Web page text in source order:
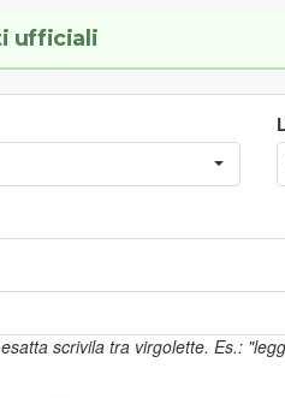
ufficiali
scrivila tra virgolette. Es.: